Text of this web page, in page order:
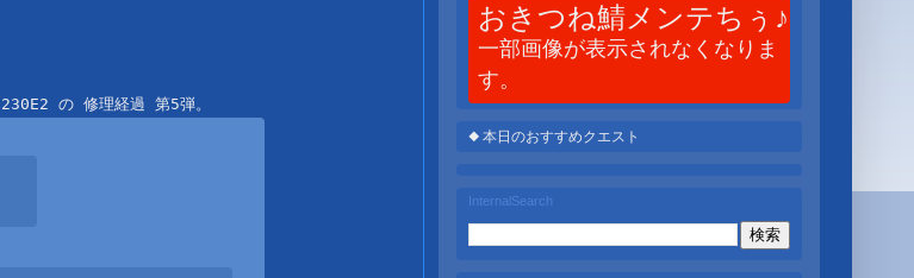
おきつね鯖メンテちぅ♪
一部画像が表示されなくなりま
す。
◆ 本日のおすすめクエスト
InternalSearch